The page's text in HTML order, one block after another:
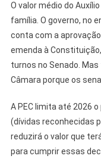
O valor médio do
família. O governo, no
conta com a
emenda à
turnos no Senado.
Câmara porque os
A PEC limita até 2026
(dívidas reconhecidas
reduzirá o valor que
para cumprir essas